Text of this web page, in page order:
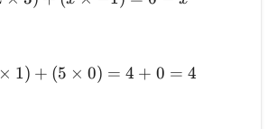
c_{21}=(4 \times 1)+(5
× 1) + (5 × 0) = 4 + 0 = 4